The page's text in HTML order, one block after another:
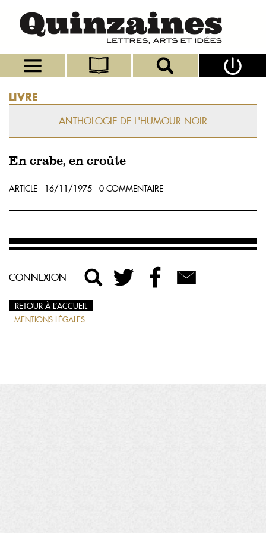
LIVRE
ANTHOLOGIE DE L'HUMOUR NOIR
En crabe, en croûte
ARTICLE - 16/11/1975 - 0 COMMENTAIRE
CONNEXION
RETOUR À L’ACCUEIL
MENTIONS LÉGALES